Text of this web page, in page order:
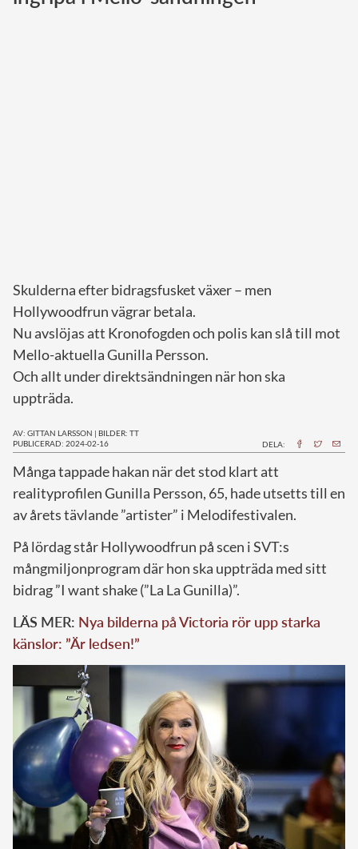
Monacos furstehus
Skulderna efter bidragsfusket växer – men
Hollywoodfrun vägrar betala.
Nu avslöjas att Kronofogden och polis kan slå till mot
Mello-aktuella Gunilla Persson.
Och allt under direktsändningen när hon ska
uppträda.
AV: GITTAN LARSSON | BILDER: TT
PUBLICERAD: 2024-02-16
DELA:
Många tappade hakan när det stod klart att
realityprofilen Gunilla Persson, 65, hade utsetts till en
av årets tävlande ”artister” i Melodifestivalen.
På lördag står Hollywoodfrun på scen i SVT:s
mångmiljonprogram där hon ska uppträda med sitt
bidrag ”I want shake (”La La Gunilla)”.
LÄS MER: Nya bilderna på Victoria rör upp starka
känslor: ”Är ledsen!”